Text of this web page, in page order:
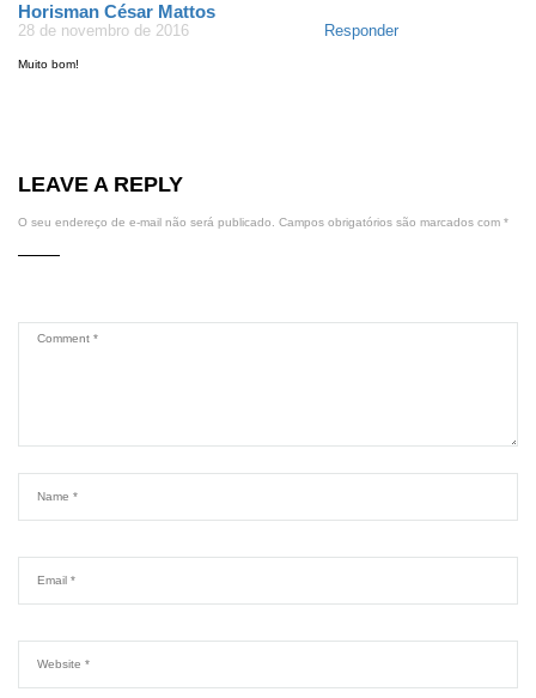
Horisman César Mattos
28 de novembro de 2016 Responder
Muito bom!
LEAVE A REPLY
O seu endereço de e-mail não será publicado. Campos obrigatórios são marcados com *